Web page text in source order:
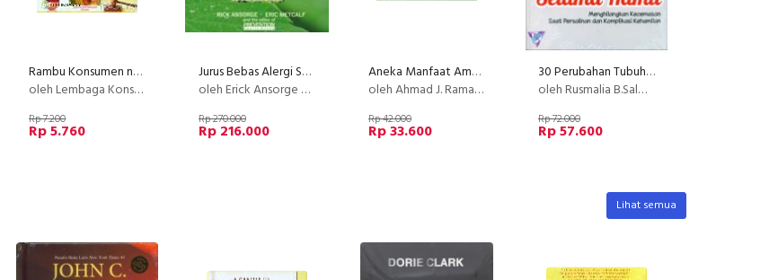
Rambu Konsumen no 9 : RAMAI-RAMAI MENAMPIK PANGAN TRANSGENIK
oleh Lembaga Konsumen Jakarta
Rp 7.200
Rp 5.760
Jurus Bebas Alergi Secara Alami, 1000 Solusi Bebas Alergi Tanpa Obat Untuk 50 Jenis Masalah Alergi
oleh Erick Ansorge Dan Eric Metcalf
Rp 270.000
Rp 216.000
Aneka Manfaat Ampuh Rimpang Jahe Untuk Pengobatan
oleh Ahmad J. Ramadhan
Rp 42.000
Rp 33.600
30 Perubahan Tubuh Selama Hamil
oleh Rusmalia B.Salman
Rp 72.000
Rp 57.600
Lihat semua